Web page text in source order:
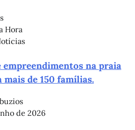
Hora
na praia
mais de 150 famílias.
de 2026